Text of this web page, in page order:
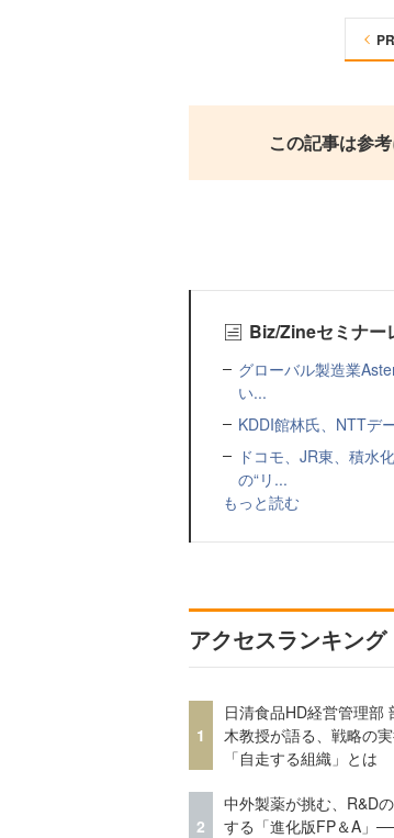
この記事は参
Biz/Zineセミナー
グローバル製造業
い...
KDDI館林氏、NTTデ
ドコモ、JR東、積水
の“リ...
もっと読む
アクセスランキング
1
日清食品HD経営管理部
木教授が語る、戦略の
「自走する組織」とは
2
中外製薬が挑む、R&D
する「進化版FP＆A」